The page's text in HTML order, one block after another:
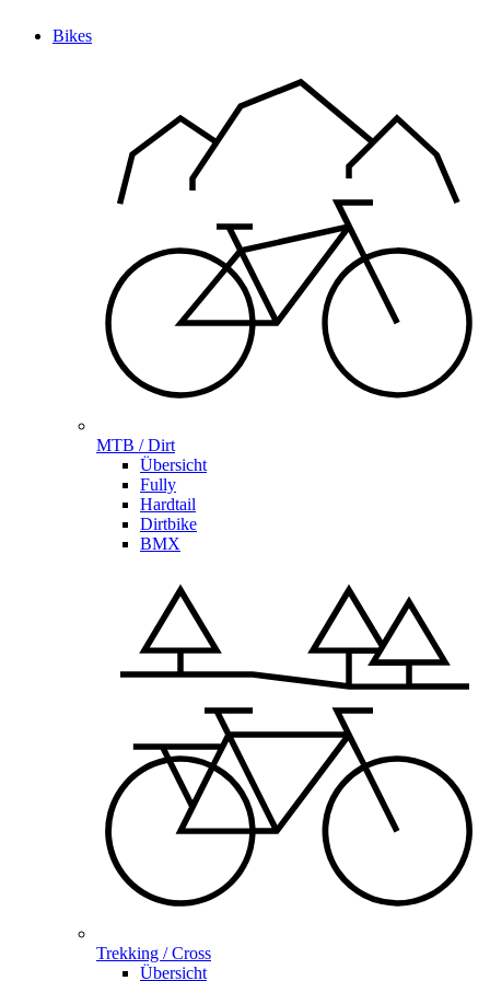
Bikes
MTB / Dirt
Übersicht
Fully
Hardtail
Dirtbike
BMX
Trekking / Cross
Übersicht